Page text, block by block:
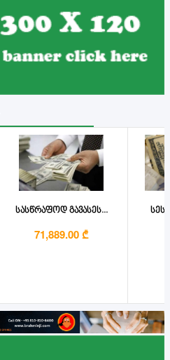
სასწრაფოდ გავასეს...
71,889.00 ₾